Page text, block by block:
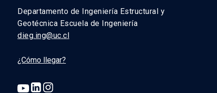
Departamento de Ingeniería Estructural y
Geotécnica Escuela de Ingeniería
dieg.ing@uc.cl
¿Cómo llegar?